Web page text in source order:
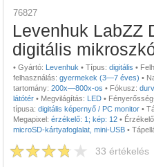
76827
Levenhuk LabZZ
digitális
• Gyártó: Levenhuk • Típus: digitális •
felhasználás: gyermekek (3—7 éves) •
tartomány: 200x—800x-os • Fókusz:
látótér • Megvilágítás: LED •
típusa: digitális képernyő / PC monitor •
Megapixel: érzékelő: 1; kép: 12 •
microSD-kártyafoglalat, mini-USB •
33 értékelés